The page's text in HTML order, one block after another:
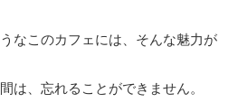
なこのカフェには、そんな魅力が
は、忘れることができません。